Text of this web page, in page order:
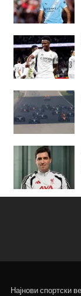
Најнови спортски